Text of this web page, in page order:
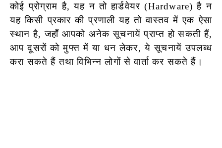
कोई प्रोग्राम है, यह न तो हार्डवेयर (Hardware) है न
यह किसी प्रकार की प्रणाली यह तो वास्तव में एक ऐसा
स्थान है, जहाँ आपको अनेक सूचनायें प्राप्त हो सकती हैं,
आप दूसरों को मुफ्त में या धन लेकर, ये सूचनायें उपलब्ध
करासकते हैं तथा विभिन्न लोगों से वार्ता कर सकते हैं।